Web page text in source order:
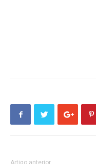
Artigo anterior